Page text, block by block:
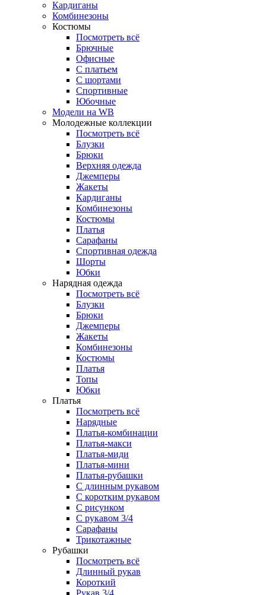
Кардиганы
Комбинезоны
Костюмы
Посмотреть всё
Брючные
Офисные
С платьем
С шортами
Спортивные
Юбочные
Модели на WB
Молодежные коллекции
Посмотреть всё
Блузки
Брюки
Верхняя одежда
Джемперы
Жакеты
Кардиганы
Комбинезоны
Костюмы
Платья
Сарафаны
Спортивная одежда
Шорты
Юбки
Нарядная одежда
Посмотреть всё
Блузки
Брюки
Джемперы
Жакеты
Комбинезоны
Костюмы
Платья
Топы
Юбки
Платья
Посмотреть всё
Нарядные
Платья-комбинации
Платья-макси
Платья-миди
Платья-мини
Платья-рубашки
С длинным рукавом
С коротким рукавом
С рисунком
С рукавом 3/4
Сарафаны
Трикотажные
Рубашки
Посмотреть всё
Длинный рукав
Короткий
Рукав 3/4